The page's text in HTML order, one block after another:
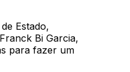
Estado,
Bi Garcia,
para fazer um